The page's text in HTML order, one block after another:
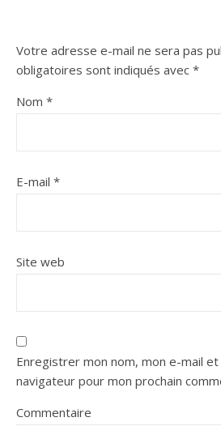
Votre adresse e-mail ne sera pas
obligatoires sont indiqués avec *
Nom *
E-mail *
Site web
Enregistrer mon nom, mon e-mail
navigateur pour mon prochain
Commentaire